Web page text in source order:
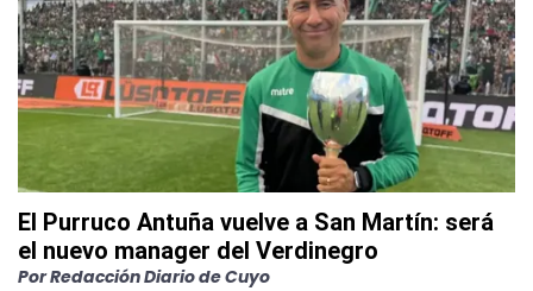
El Purruco Antuña vuelve a San Martín: será
el nuevo manager del Verdinegro
PorRedacción Diario de Cuyo